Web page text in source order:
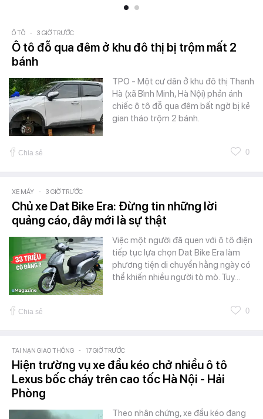
Ô TÔ - 3 GIỜ TRƯỚC
Ô tô đỗ qua đêm ở khu đô thị bị trộm mất 2
bánh
TPO - Một cư dân ở khu đô thị Thanh
Hà (xã Bình Minh, Hà Nội) phản ánh
chiếc ô tô đỗ qua đêm bất ngờ bị kẻ
gian tháo trộm 2 bánh.
Chia sẻ 0
XE MÁY - 3 GIỜ TRƯỚC
Chủ xe Dat Bike Era: Đừng tin những lời
quảng cáo, đây mới là sự thật
Việc một người đã quen với ô tô điện
tiếp tục lựa chọn Dat Bike Era làm
phương tiện di chuyển hằng ngày có
thể khiến nhiều người tò mò. Tuy…
Chia sẻ 0
TAI NẠN GIAO THÔNG - 17 GIỜ TRƯỚC
Hiện trường vụ xe đầu kéo chở nhiều ô tô
Lexus bốc cháy trên cao tốc Hà Nội - Hải
Phòng
Theo nhân chứng, xe đầu kéo đang